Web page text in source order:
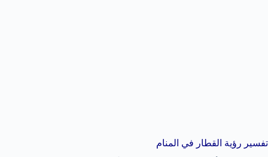
تفسير رؤية القطار في المنام